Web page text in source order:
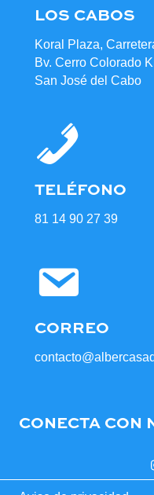
LOS CABOS
Koral Plaza,
Bv. Cerro Colorado
San José del Cabo
TELÉFONO
81 14 90 27 39
CORREO
CONECTA CON